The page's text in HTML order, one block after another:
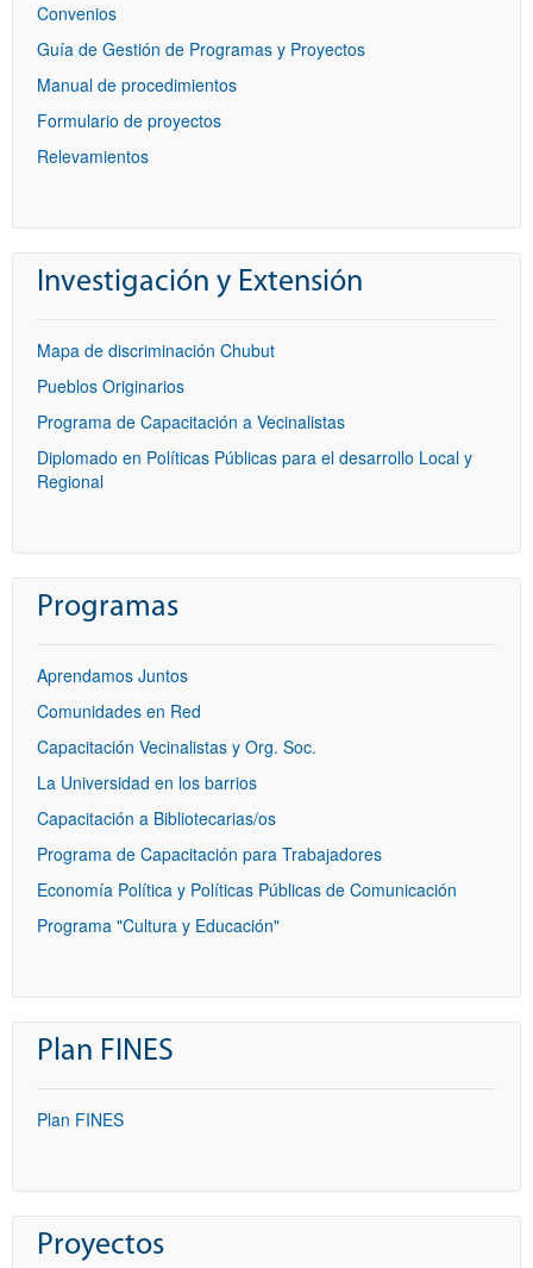
Convenios
Guía de Gestión de Programas y Proyectos
Manual de procedimientos
Formulario de proyectos
Relevamientos
Investigación y Extensión
Mapa de discriminación Chubut
Pueblos Originarios
Programa de Capacitación a Vecinalistas
Diplomado en Políticas Públicas para el desarrollo Local y
Regional
Programas
Aprendamos Juntos
Comunidades en Red
Capacitación Vecinalistas y Org. Soc.
La Universidad en los barrios
Capacitación a Bibliotecarias/os
Programa de Capacitación para Trabajadores
Economía Política y Políticas Públicas de Comunicación
Programa "Cultura y Educación"
Plan FINES
Plan FINES
Proyectos